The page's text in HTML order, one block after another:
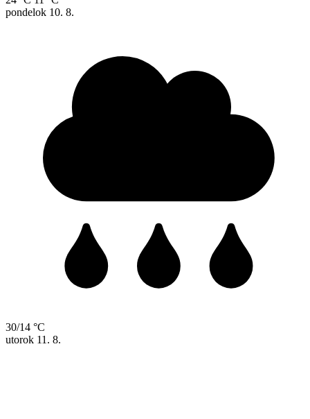
pondelok 10. 8.
30/14 °C
utorok 11. 8.